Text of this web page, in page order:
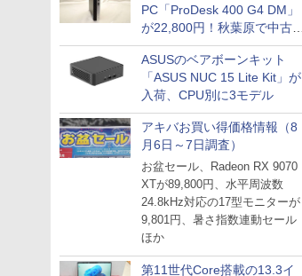
PC「ProDesk 400 G4 DM」
が22,800円！秋葉原で中古
PCセール
ASUSのベアボーンキット
「ASUS NUC 15 Lite Kit」が
入荷、CPU別に3モデル
アキバお買い得価格情報（8
月6日～7日調査）
お盆セール、Radeon RX 9070
XTが89,800円、水平周波数
24.8kHz対応の17型モニターが
9,801円、暑さ指数連動セール
ほか
第11世代Core搭載の13.3イ